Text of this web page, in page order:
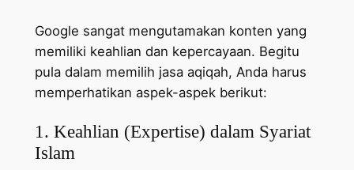
Google sangat mengutamakan konten yang
memiliki keahlian dan kepercayaan. Begitu
pula dalam memilih jasa aqiqah, Anda harus
memperhatikan aspek-aspek berikut:
1. Keahlian (Expertise) dalam Syariat
Islam